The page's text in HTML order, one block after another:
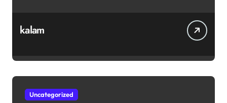
kalam
Uncategorized